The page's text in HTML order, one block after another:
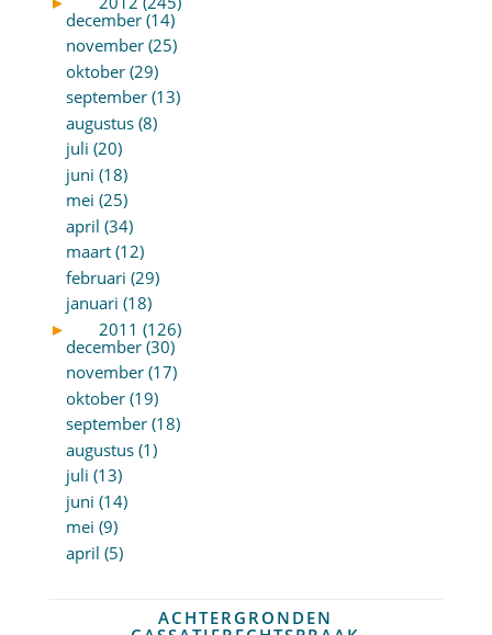
december (14)
november (25)
oktober (29)
september (13)
augustus (8)
juli (20)
juni (18)
mei (25)
april (34)
maart (12)
februari (29)
januari (18)
►
2011 (126)
december (30)
november (17)
oktober (19)
september (18)
augustus (1)
juli (13)
juni (14)
mei (9)
april (5)
ACHTERGRONDEN